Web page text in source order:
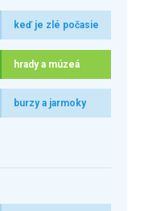
keď je zlé počasie
hrady a múzeá
burzy a jarmoky